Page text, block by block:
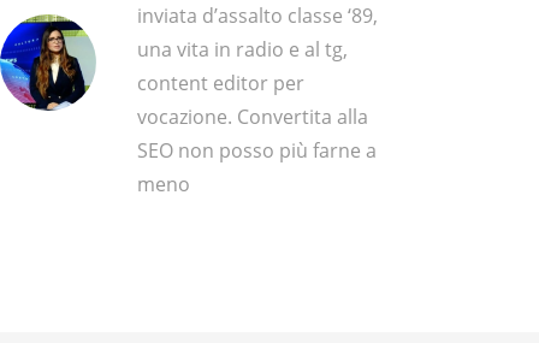
inviata d’assalto classe ‘89,
una vita in radio e al tg,
content editor per
vocazione. Convertita alla
SEO non posso più farne a
meno